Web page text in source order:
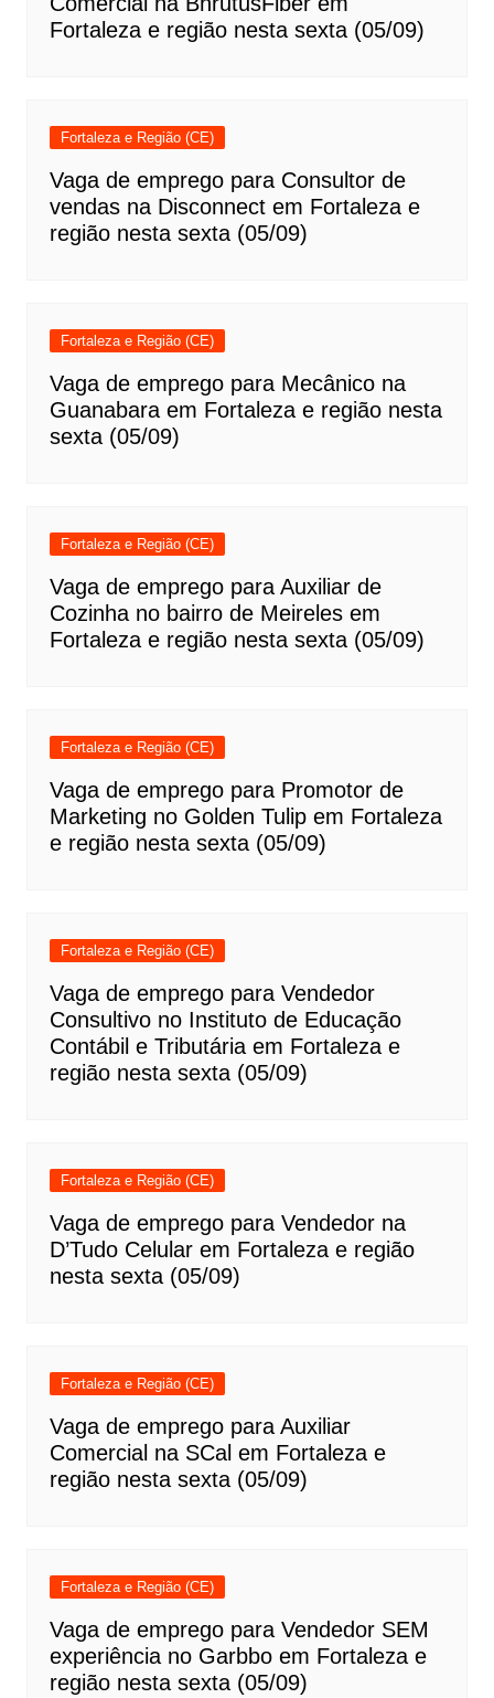
Fortaleza e região nesta sexta (05/09)
Fortaleza e Região (CE)
Vaga de emprego para Consultor de
vendas na Disconnect em Fortaleza e
região nesta sexta (05/09)
Fortaleza e Região (CE)
Vaga de emprego para Mecânico na
Guanabara em Fortaleza e região nesta
sexta (05/09)
Fortaleza e Região (CE)
Vaga de emprego para Auxiliar de
Cozinha no bairro de Meireles em
Fortaleza e região nesta sexta (05/09)
Fortaleza e Região (CE)
Vaga de emprego para Promotor de
Marketing no Golden Tulip em Fortaleza
e região nesta sexta (05/09)
Fortaleza e Região (CE)
Vaga de emprego para Vendedor
Consultivo no Instituto de Educação
Contábil e Tributária em Fortaleza e
região nesta sexta (05/09)
Fortaleza e Região (CE)
Vaga de emprego para Vendedor na
D’Tudo Celular em Fortaleza e região
nesta sexta (05/09)
Fortaleza e Região (CE)
Vaga de emprego para Auxiliar
Comercial na SCal em Fortaleza e
região nesta sexta (05/09)
Fortaleza e Região (CE)
Vaga de emprego para Vendedor SEM
experiência no Garbbo em Fortaleza e
região nesta sexta (05/09)